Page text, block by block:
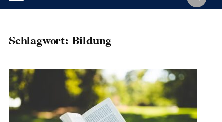
Schlagwort: Bildung